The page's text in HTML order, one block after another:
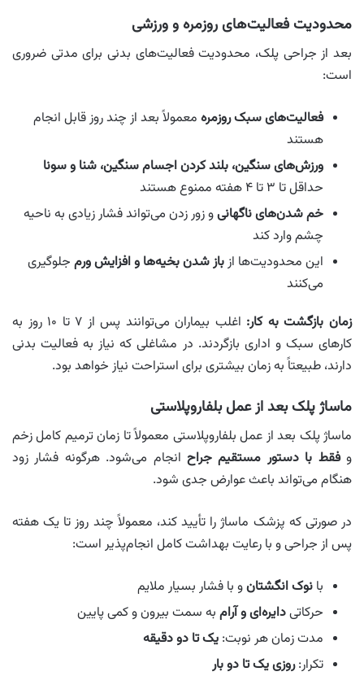
محدودیت فعالیت‌های روزمره و ورزشی
بعد از جراحی پلک، محدودیت فعالیت‌های بدنی برای مدتی ضروری
است:
فعالیت‌های سبک روزمره معمولاً بعد از چند روز قابل انجام
هستند
ورزش‌های سنگین، بلند کردن اجسام سنگین، شنا و سونا
حداقل تا ۳ تا ۴ هفته ممنوع هستند
خم شدن‌های ناگهانیو زور زدن می‌تواند فشار زیادی به ناحیه
چشم وارد کند
این محدودیت‌ها ازباز شدن بخیه‌ها و افزایش ورم جلوگیری
می‌کنند
زمان بازگشت به کار:
اغلب بیماران می‌توانند پس از ۷ تا ۱۰ روز به
کارهای سبک و اداری بازگردند. در مشاغلی که نیاز به فعالیت بدنی
دارند، طبیعتاً به زمان بیشتری برای استراحت نیاز خواهد بود.
ماساژ پلک بعد از عمل بلفاروپلاستی
ماساژ پلک بعد از عمل بلفاروپلاستی معمولاً تا زمان ترمیم کامل زخم
وفقط با دستور مستقیم جراح انجام می‌شود. هرگونه فشار زود
هنگام می‌تواند باعث عوارض جدی شود.
در صورتی که پزشک ماساژ را تأیید کند، معمولاً چند روز تا یک هفته
پس از جراحی و با رعایت بهداشت کامل انجام‌پذیر است:
با نوک انگشتانو با فشار بسیار ملایم
حرکاتیدایره‌ای و آرام به سمت بیرون و کمی پایین
مدت زمان هر نوبت: یک تا دو دقیقه
تکرار:روزی یک تا دو بار